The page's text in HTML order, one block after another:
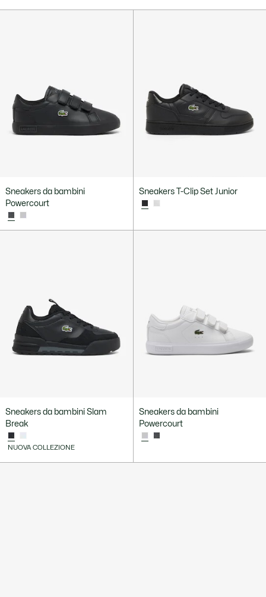
Sneakers da bambini
Powercourt
Sneakers T-Clip Set Junior
Sneakers da bambini Slam
Break
NUOVA COLLEZIONE
Sneakers da bambini
Powercourt